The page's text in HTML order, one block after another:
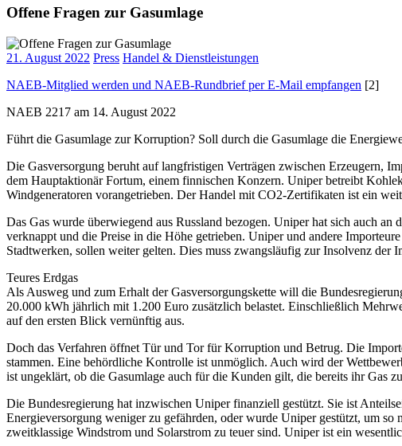
Offene Fragen zur Gasumlage
21. August 2022 Press Handel & Dienstleistungen
NAEB-Mitglied werden und NAEB-Rundbrief per E-Mail empfangen [2]
NAEB 2217 am 14. August 2022
Führt die Gasumlage zur Korruption? Soll durch die Gasumlage die
Die Gasversorgung beruht auf langfristigen Verträgen zwischen Erzeugern,
dem Hauptaktionär Fortum, einem finnischen Konzern. Uniper betreibt
Windgeneratoren vorangetrieben. Der Handel mit CO2-Zertifikaten ist ein
Das Gas wurde überwiegend aus Russland bezogen. Uniper hat sich auch
verknappt und die Preise in die Höhe getrieben. Uniper und andere
Stadtwerken, sollen weiter gelten. Dies muss zwangsläufig zur Insolvenz der
Teures Erdgas
Als Ausweg und zum Erhalt der Gasversorgungskette will die
20.000 kWh jährlich mit 1.200 Euro zusätzlich belastet. Einschließlich
auf den ersten Blick vernünftig aus.
Doch das Verfahren öffnet Tür und Tor für Korruption und Betrug. Die
stammen. Eine behördliche Kontrolle ist unmöglich. Auch wird der
ist ungeklärt, ob die Gasumlage auch für die Kunden gilt, die bereits ihr Gas
Die Bundesregierung hat inzwischen Uniper finanziell gestützt. Sie ist
Energieversorgung weniger zu gefährden, oder wurde Uniper gestützt, um
zweitklassige Windstrom und Solarstrom zu teuer sind. Uniper ist ein